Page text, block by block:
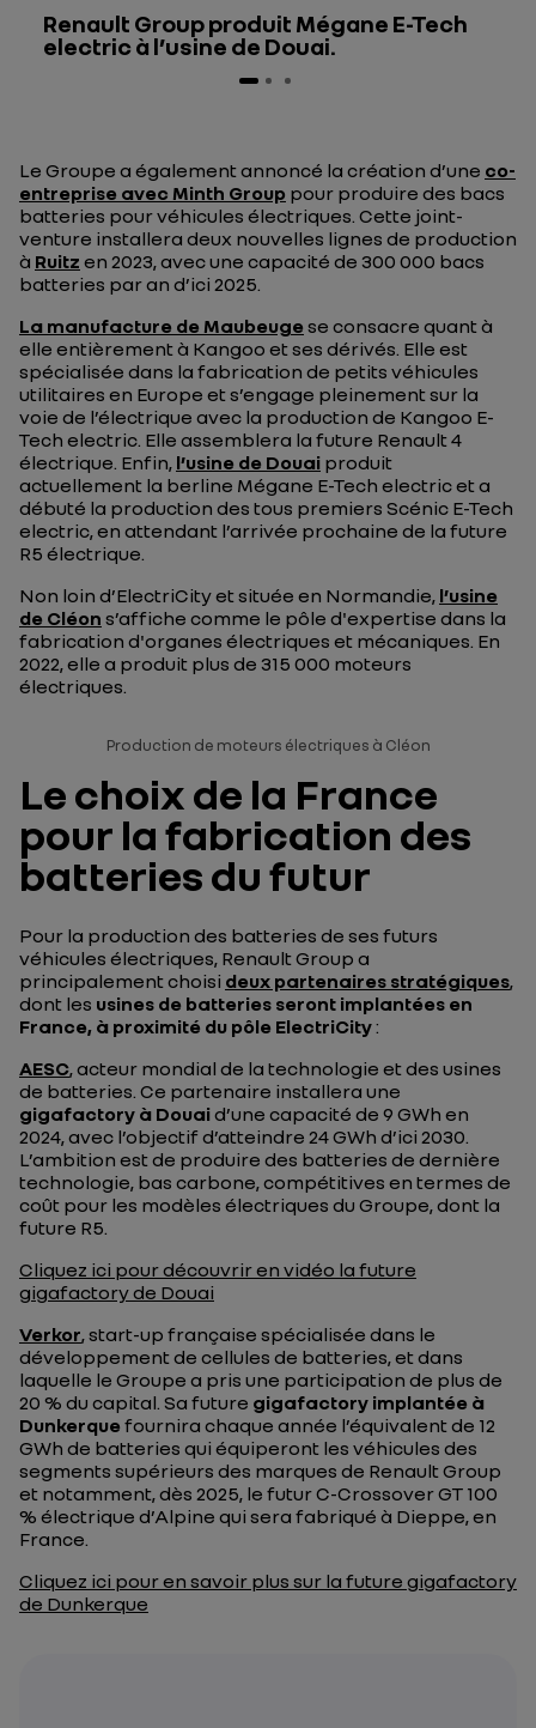
Renault Group produit Mégane E-Tech
electric à l’usine de Douai.
Le Groupe a également annoncé la création d’une co-
entreprise avec Minth Group pour produire des bacs
batteries pour véhicules électriques. Cette joint-
venture installera deux nouvelles lignes de production
à Ruitz en 2023, avec une capacité de 300 000 bacs
batteries par an d’ici 2025.
La manufacture de Maubeuge se consacre quant à
elle entièrement à Kangoo et ses dérivés. Elle est
spécialisée dans la fabrication de petits véhicules
utilitaires en Europe et s’engage pleinement sur la
voie de l’électrique avec la production de Kangoo E-
Tech electric. Elle assemblera la future Renault 4
électrique. Enfin, l’usine de Douai produit
actuellement la berline Mégane E-Tech electric et a
débuté la production des tous premiers Scénic E-Tech
electric, en attendant l’arrivée prochaine de la future
R5 électrique.
Non loin d’ElectriCity et située en Normandie, l’usine
de Cléon s’affiche comme le pôle d'expertise dans la
fabrication d'organes électriques et mécaniques. En
2022, elle a produit plus de 315 000 moteurs
électriques.
Production de moteurs électriques à Cléon
Le choix de la France
pour la fabrication des
batteries du futur
Pour la production des batteries de ses futurs
véhicules électriques, Renault Group a
principalement choisi deux partenaires stratégiques,
dont les usines de batteries seront implantées en
France, à proximité du pôle ElectriCity:
AESC, acteur mondial de la technologie et des usines
de batteries. Ce partenaire installera une
gigafactory à Douaid’une capacité de 9 GWh en
2024, avec l’objectif d’atteindre 24 GWh d’ici 2030.
L’ambition est de produire des batteries de dernière
technologie, bas carbone, compétitives en termes de
coût pour les modèles électriques du Groupe, dont la
future R5.
Cliquez ici pour découvrir en vidéo la future
gigafactory de Douai
Verkor, start-up française spécialisée dans le
développement de cellules de batteries, et dans
laquelle le Groupe a pris une participation de plus de
20 % du capital. Sa future gigafactory implantée à
Dunkerque fournira chaque année l’équivalent de 12
GWh de batteries qui équiperont les véhicules des
segments supérieurs des marques de Renault Group
et notamment, dès 2025, le futur C-Crossover GT 100
% électrique d’Alpine qui sera fabriqué à Dieppe, en
France.
Cliquez ici pour en savoir plus sur la future gigafactory
de Dunkerque